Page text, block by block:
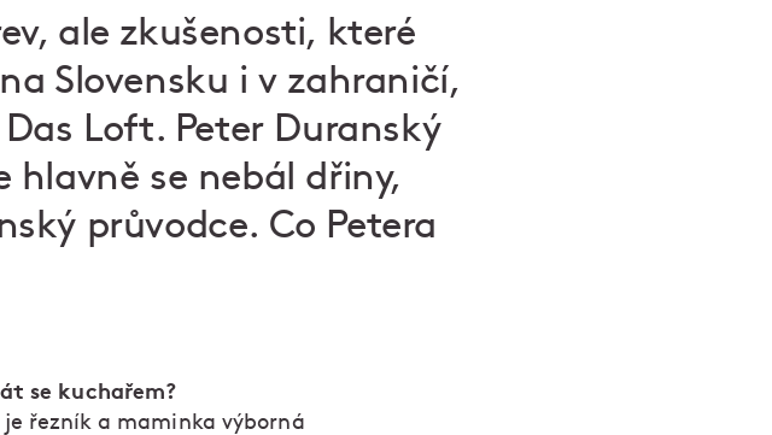
ale zkušenosti, které
Slovensku i v zahraničí,
Das Loft. Peter Duranský
hlavně se nebál dřiny,
průvodce. Co Petera
se kuchařem?
řezník a maminka výborná